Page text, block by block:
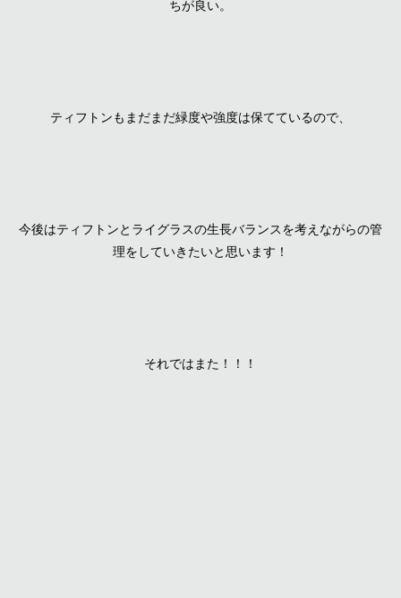
ちが良い。
ティフトンもまだまだ緑度や強度は保てているので、
今後はティフトンとライグラスの生長バランスを考えながらの管
理をしていきたいと思います！
それではまた！！！